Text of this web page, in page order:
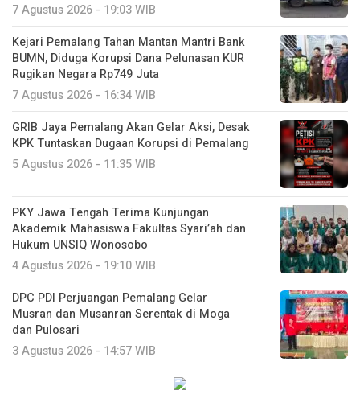
7 Agustus 2026 - 19:03 WIB
Kejari Pemalang Tahan Mantan Mantri Bank
BUMN, Diduga Korupsi Dana Pelunasan KUR
Rugikan Negara Rp749 Juta
7 Agustus 2026 - 16:34 WIB
GRIB Jaya Pemalang Akan Gelar Aksi, Desak
KPK Tuntaskan Dugaan Korupsi di Pemalang
5 Agustus 2026 - 11:35 WIB
PKY Jawa Tengah Terima Kunjungan
Akademik Mahasiswa Fakultas Syari’ah dan
Hukum UNSIQ Wonosobo
4 Agustus 2026 - 19:10 WIB
DPC PDI Perjuangan Pemalang Gelar
Musran dan Musanran Serentak di Moga
dan Pulosari
3 Agustus 2026 - 14:57 WIB